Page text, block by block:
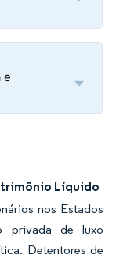
e
Líquido
nos Estados
privada de luxo
Detentores de